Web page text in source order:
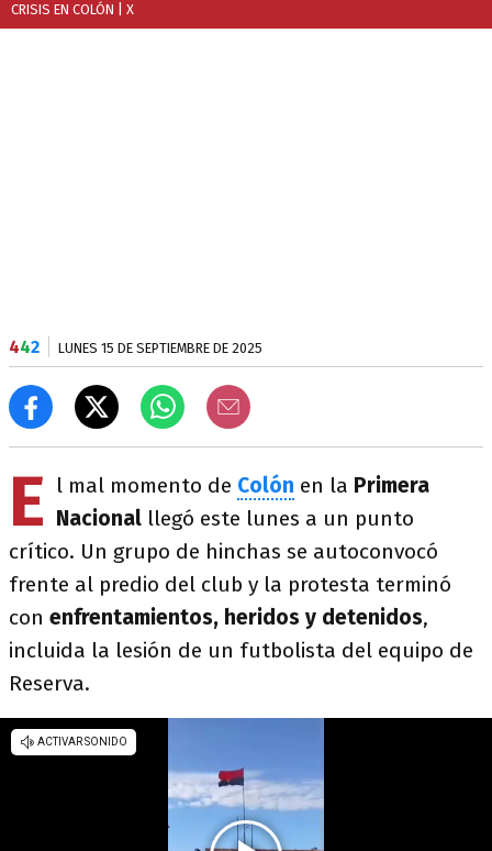
CRISIS EN COLÓN | X
442 LUNES 15 DE SEPTIEMBRE DE 2025
E l mal momento de Colón en la Primera
Nacional llegó este lunes a un punto
crítico. Un grupo de hinchas se autoconvocó
frente al predio del club y la protesta terminó
con enfrentamientos, heridos y detenidos,
incluida la lesión de un futbolista del equipo de
Reserva.